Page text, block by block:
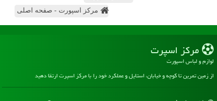
مرکز اسپورت - صفحه اصلی
مركز اسپرت
لوازم و لباس اسپورت
از زمین تمرین تا کوچه و خیابان، استایل و عملکرد خود را با مرکز اسپرت ارتقا دهید